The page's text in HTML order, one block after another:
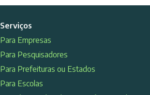
Serviços
Para Empresas
Para Pesquisadores
Para Prefeituras ou Estados
Para Escolas